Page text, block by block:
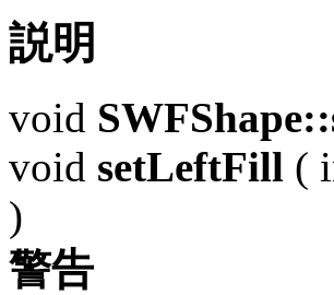
説明
void
void setLeftFill (
)
警告